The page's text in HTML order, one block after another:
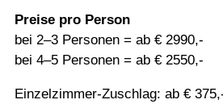
Preise pro Per­son
bei 2–3 Per­so­nen = ab € 2990,-
bei 4–5 Per­so­nen = ab € 2550,-
Ein­zel­zim­mer-Zuschlag: ab €